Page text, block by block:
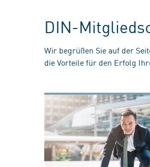
DIN-
Wir begrüßen Sie auf der
die Vorteile für den Erfolg